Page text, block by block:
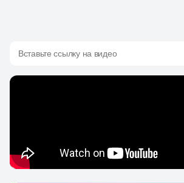
Вставьте ссылку на видео